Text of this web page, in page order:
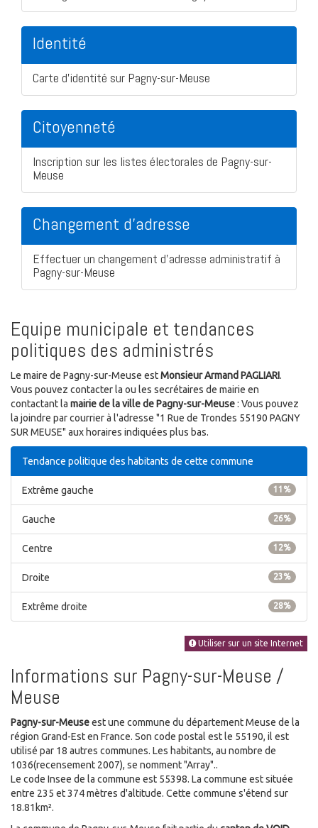
Identité
Carte d'identité sur Pagny-sur-Meuse
Citoyenneté
Inscription sur les listes électorales de Pagny-sur-
Meuse
Changement d'adresse
Effectuer un changement d'adresse administratif à
Pagny-sur-Meuse
Equipe municipale et tendances
politiques des administrés
Le maire de Pagny-sur-Meuse estMonsieur Armand PAGLIARI.
Vous pouvez contacter la ou les secrétaires de mairie en
contactant la mairie de la ville de Pagny-sur-Meuse: Vous pouvez
la joindre par courrier à l'adresse "1 Rue de Trondes 55190 PAGNY
SUR MEUSE" aux horaires indiquées plus bas.
Tendance politique des habitants de cette commune
11%
Extrême gauche
26%
Gauche
12%
Centre
23%
Droite
28%
Extrême droite
Utiliser sur un site Internet
Informations sur Pagny-sur-Meuse /
Meuse
Pagny-sur-Meuseest une commune du département Meuse de la
région Grand-Est en France. Son code postal est le 55190, il est
utilisé par 18 autres communes. Les habitants, au nombre de
1036(recensement 2007), se nomment "Array"..
Le code Insee de la commune est 55398. La commune est située
entre 235 et 374 mètres d'altitude. Cette commune s'étend sur
18.81km².